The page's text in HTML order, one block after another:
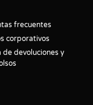
frecuentes
corporativos
de devoluciones y